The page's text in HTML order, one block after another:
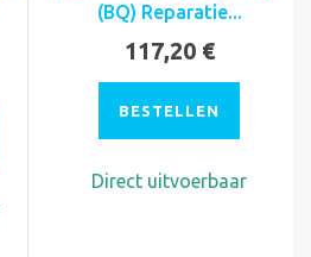
(BQ) Reparatie...
117,20 €
BESTELLEN
Direct uitvoerbaar